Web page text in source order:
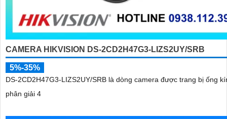
CAMERA HIKVISION DS-2CD2H47G3-LIZS2UY/SRB
5%-35%
DS-2CD2H47G3-LIZS2UY/SRB là dòng camera được trang bị ống
phân giải 4